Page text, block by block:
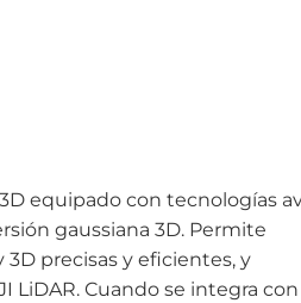
equipado con tecnologías
gaussiana 3D. Permite
precisas y eficientes, y
LiDAR. Cuando se integra